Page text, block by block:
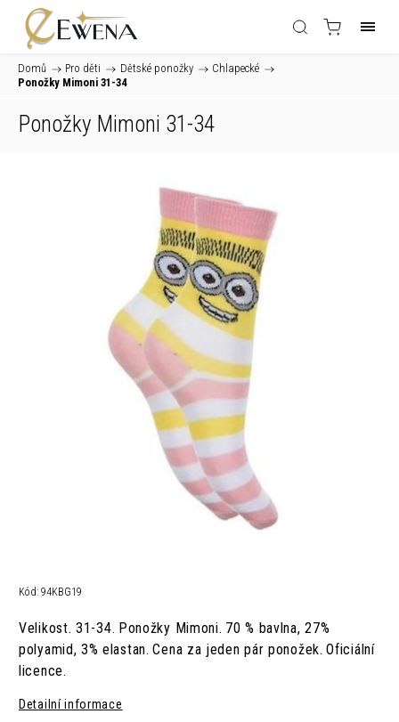
Domů / Pro děti / Dětské ponožky / Chlapecké /
Ponožky Mimoni 31-34
Ponožky Mimoni 31-34
Kód: 94KBG19
Velikost. 31-34 Ponožky Mimoni. 70 % bavlna, 27%
polyamid, 3% elastan. Cena za jeden pár ponožek. Oficiální
licence.
Detailní informace